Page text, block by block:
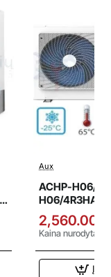
Aux
ACHP-H06/
H06/4R3HA-
oras-vanduo
2,560.00€
Kaina nurodyta
Į